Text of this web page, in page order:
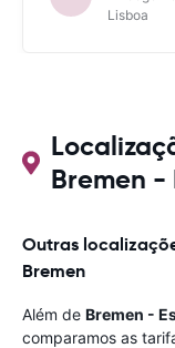
Lisboa
Bremen -
Outras
Bremen
Além de Bremen -
comparamos as